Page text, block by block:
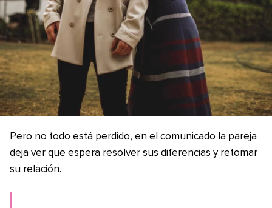
Pero no todo está perdido, en el comunicado la pareja
deja ver que espera resolver sus diferencias y retomar
su relación.